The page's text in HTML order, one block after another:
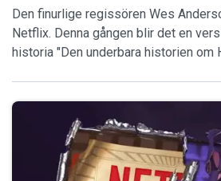
Den finurlige regissören Wes
Netflix. Denna gången blir det en
historia "Den underbara historien om